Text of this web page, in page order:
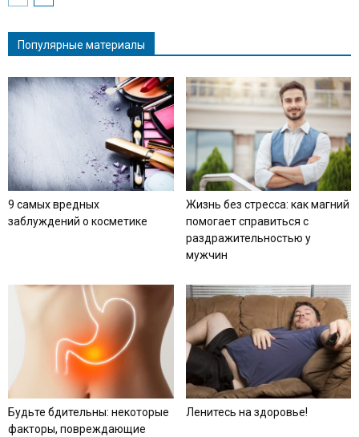
Популярные материалы
9 самых вредных
заблуждений о косметике
Жизнь без стресса: как магний
помогает справиться с
раздражительностью у
мужчин
Будьте бдительны: некоторые
факторы, повреждающие
Ленитесь на здоровье!